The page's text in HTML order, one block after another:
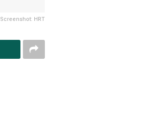
Screenshot: HRT